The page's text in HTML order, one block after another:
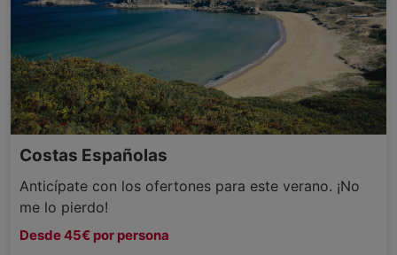
Costas Españolas
Anticípate con los ofertones para este verano. ¡No
me lo pierdo!
Desde 45€ por persona